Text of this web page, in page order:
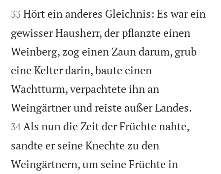


33 Hört ein anderes Gleichnis: Es war ein
gewisser Hausherr, der pflanzte einen
Weinberg, zog einen Zaun darum, grub
eine Kelter darin, baute einen
Wachtturm, verpachtete ihn an
Weingärtner und reiste außer Landes.
34 Als nun die Zeit der Früchte nahte,
sandte er seine Knechte zu den
Weingärtnern, um seine Früchte in